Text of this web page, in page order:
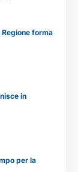
forma
in
per la